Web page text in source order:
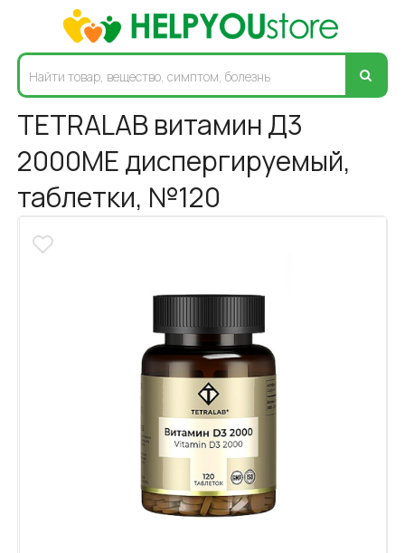
TETRALAB витамин Д3
2000МЕ диспергируемый,
таблетки, №120